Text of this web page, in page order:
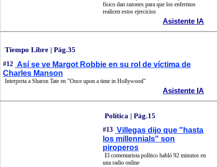
físico dan razones para que los enfermos
realicen estos ejercicios
Asistente IA
Tiempo Libre | Pág.35
#12 Así se ve Margot Robbie en su rol de víctima de
Charles Manson
Interpreta a Sharon Tate en "Once upon a time in Hollywood"
Asistente IA
Política | Pág.15
#13 Villegas dijo que "hasta
los millennials" son
piroperos
El comentarista político habló 92 minutos en
una radio online